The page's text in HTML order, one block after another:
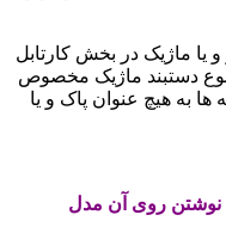
ماژیک در بخش کارتابل
نوع دستبند ماژیک مخصوص
ها به هیچ عنوان پاک و یا
نوشتن روی آن مدل